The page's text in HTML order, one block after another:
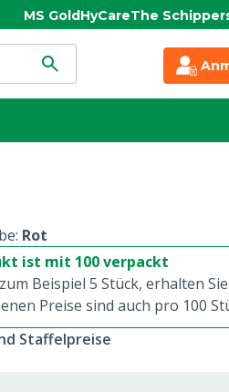
MS GoldHyCareThe
Rot
ist mit 100 verpackt
Beispiel 5 Stück, erhalten
Preise sind auch pro 100
Staffelpreise